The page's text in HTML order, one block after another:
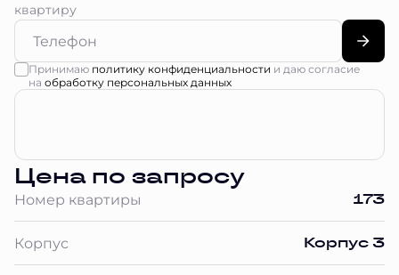
квартиру
Принимаю политику конфиденциальности и даю согласие
на обработку персональных данных
Цена по запросу
Номер квартиры 173
Корпус Корпус 3